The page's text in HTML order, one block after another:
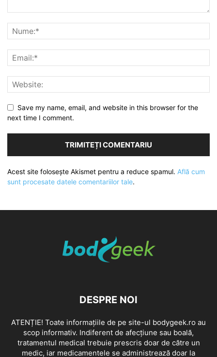
Save my name, email, and website in this browser for the
next time I comment.
Acest site folosește Akismet pentru a reduce spamul. Află cum
sunt procesate datele comentariilor tale.
DESPRE NOI
ATENȚIE! Toate informațiile de pe site-ul bodygeek.ro au
scop informativ. Indiferent de afecțiune sau boală,
tratamentul medical trebuie prescris doar de către un
medic, iar medicamentele se administrează doar la